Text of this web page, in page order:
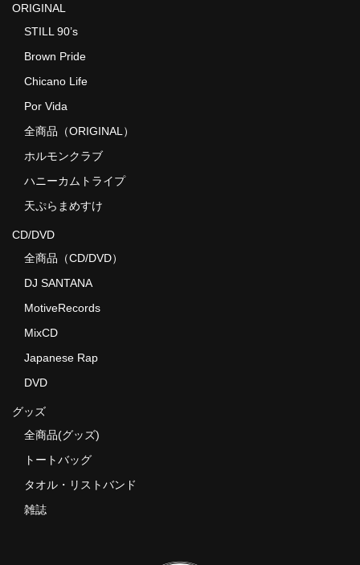
ORIGINAL
STILL 90’s
Brown Pride
Chicano Life
Por Vida
全商品（ORIGINAL）
ホルモンクラブ
ハニーカムトライプ
天ぷらまめすけ
CD/DVD
全商品（CD/DVD）
DJ SANTANA
MotiveRecords
MixCD
Japanese Rap
DVD
グッズ
全商品(グッズ)
トートバッグ
タオル・リストバンド
雑誌